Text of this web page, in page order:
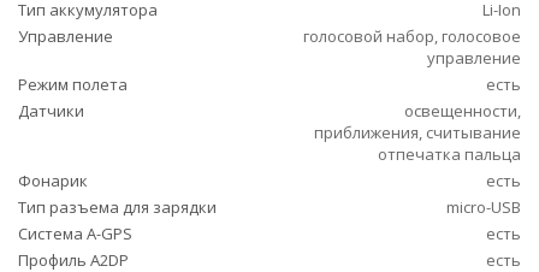
Тип аккумулятора
Li-Ion
Управление
голосовой набор, голосовое
управление
Режим полета
есть
Датчики
освещенности,
приближения, считывание
отпечатка пальца
Фонарик
есть
Тип разъема для зарядки
micro-USB
Cистема A-GPS
есть
Профиль A2DP
есть